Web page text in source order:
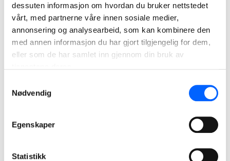
dessuten informasjon om hvordan du bruker nettstedet
vårt, med partnerne våre innen sosiale medier,
annonsering og analysearbeid, som kan kombinere den
med annen informasjon du har gjort tilgjengelig for dem,
eller som de har samlet inn gjennom din bruk av
Nødvendig
Egenskaper
Statistikk
Prosjekt:8350 kvadratmeter idretts- og helsebygg
Byggetid: Juni2015 - November 2016
Røyken kommune v/Røykenbadet KF
Entrepriseform:
Arkitekt:
Sustainable Sites